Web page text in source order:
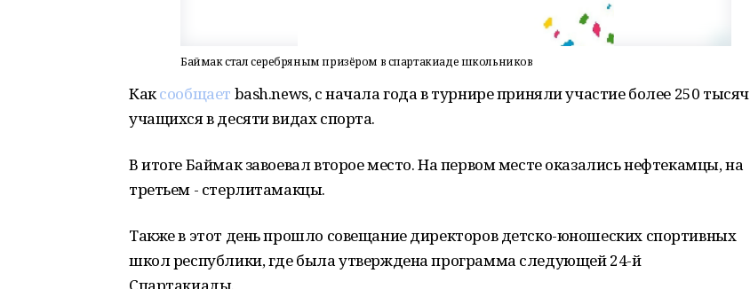
Баймак стал серебряным призёром в спартакиаде школьников
Каксообщает bash.news, с начала года в турнире приняли участие более 250 тысяч
учащихся в десяти видах спорта.
В итоге Баймак завоевал второе место. На первом месте оказались нефтекамцы, на
третьем - стерлитамакцы.
Также в этот день прошло совещание директоров детско-юношеских спортивных
школ республики, где была утверждена программа следующей 24-й